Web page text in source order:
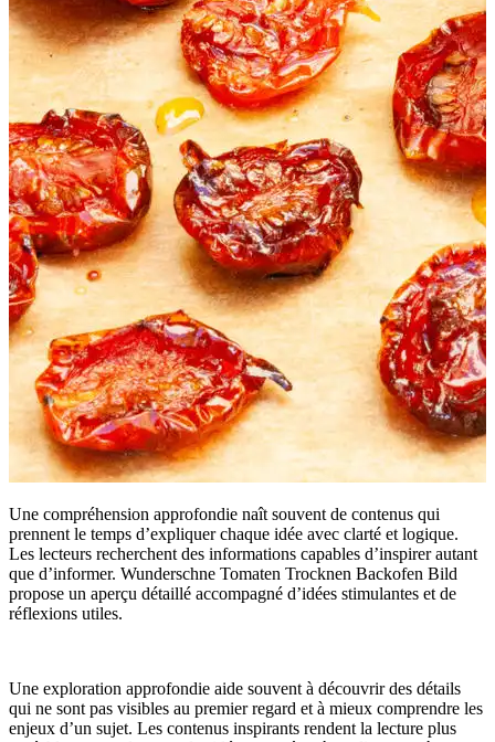
Une compréhension approfondie naît souvent de contenus qui
prennent le temps d’expliquer chaque idée avec clarté et logique.
Les lecteurs recherchent des informations capables d’inspirer autant
que d’informer. Wunderschne Tomaten Trocknen Backofen Bild
propose un aperçu détaillé accompagné d’idées stimulantes et de
réflexions utiles.
Une exploration approfondie aide souvent à découvrir des détails
qui ne sont pas visibles au premier regard et à mieux comprendre les
enjeux d’un sujet. Les contenus inspirants rendent la lecture plus